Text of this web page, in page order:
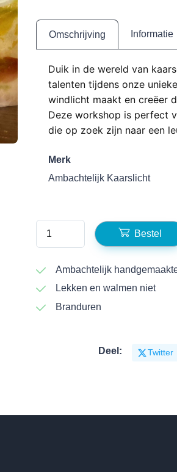
Omschrijving Informatie
Duik in de wereld van
talenten tijdens onze
windlicht maakt en creëer
Deze workshop is perfect
die op zoek zijn naar een
Merk
Ambachtelijk Kaarslicht
Bestel
Ambachtelijk
Lekken en walmen niet
Branduren
Deel: Twitter